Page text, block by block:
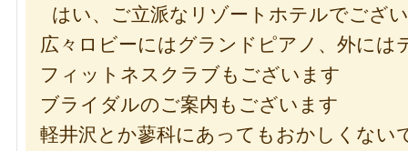
はい、ご立派なリゾートホテルでござ
広々ロビーにはグランドピアノ、外には
フィットネスクラブもございます
ブライダルのご案内もございます
軽井沢とか蓼科にあってもおかしくない